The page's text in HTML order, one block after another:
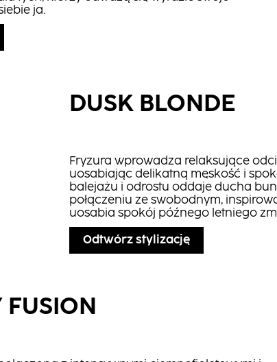
ja.
DUSK BLONDE
Fryzura wprowadza relaksujące
uosabiając delikatną męskość i
balejażu i odrostu oddaje ducha
połączeniu ze swobodnym,
uosabia spokój późnego letniego
Odtwórz stylizację
FUSION